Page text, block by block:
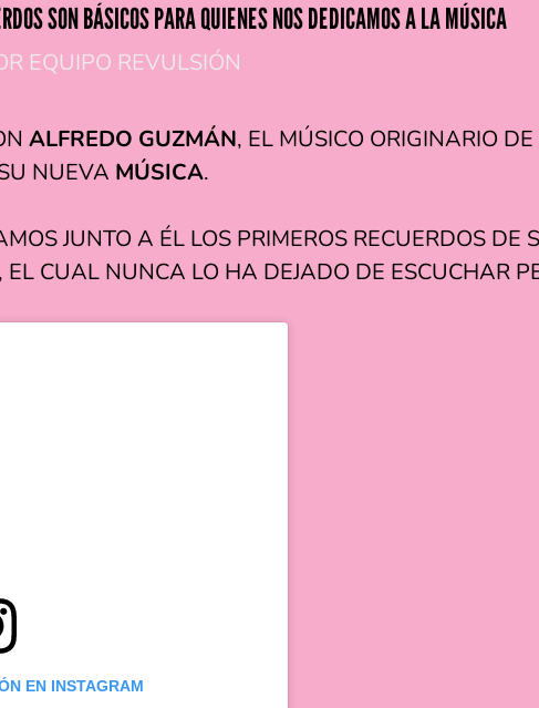
SON BÁSICOS PARA QUIENES NOS DEDICAMOS A LA MÚSICA
EQUIPO REVULSIÓN
ALFREDO GUZMÁN, EL MÚSICO ORIGINARIO
NUEVA MÚSICA.
JUNTO A ÉL LOS PRIMEROS RECUERDOS
EL CUAL NUNCA LO HA DEJADO DE ESCUCHAR
EN INSTAGRAM